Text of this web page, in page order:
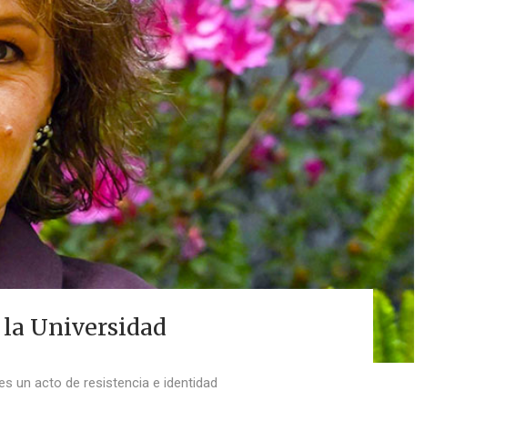
Universidad
un acto de resistencia e identidad